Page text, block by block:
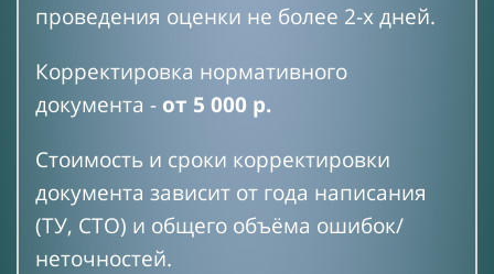
проведения оценки не более 2-х дней.
Корректировка нормативного
документа - от 5 000 р.
Стоимость и сроки корректировки
документа зависит от года написания
(ТУ, СТО) и общего объёма ошибок/
неточностей.